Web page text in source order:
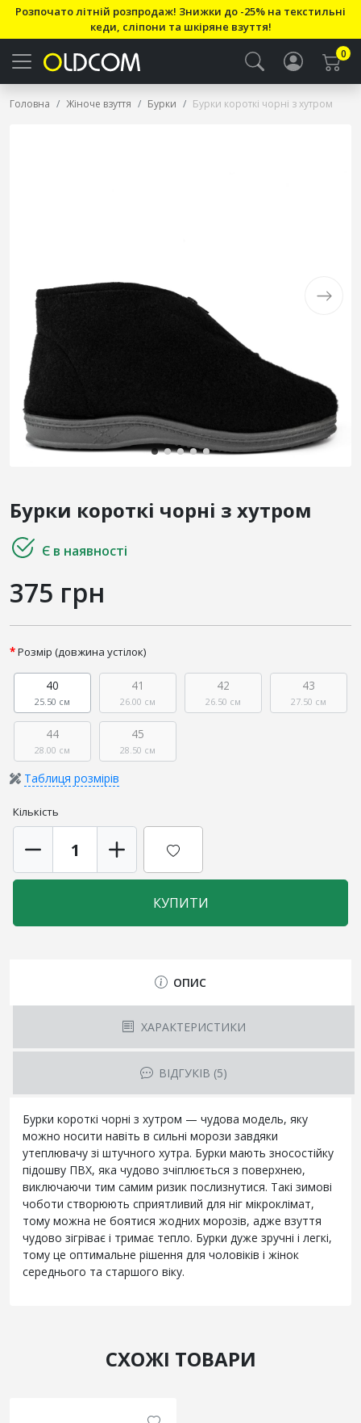
Розпочато літній розпродаж! Знижки до -25% на текстильні
кеди, сліпони та шкіряне взуття!
0
Головна Жіноче взуття Бурки Бурки короткі чорні з хутром
Бурки короткі чорні з хутром
Є в наявності
375 грн
Розмір (довжина устілок)
40
25.50 см
41
26.00 см
42
26.50 см
43
27.50 см
44
28.00 см
45
28.50 см
Таблиця розмірів
Кількість
КУПИТИ
ОПИС
ХАРАКТЕРИСТИКИ
ВІДГУКІВ (5)
Бурки короткі чорні з хутром — чудова модель, яку
можно носити навіть в сильні морози завдяки
утеплювачу зі штучного хутра. Бурки мають зносостійку
підошву ПВХ, яка чудово зчіплюється з поверхнею,
виключаючи тим самим ризик послизнутися. Такі зимові
чоботи створюють сприятливий для ніг мікроклімат,
тому можна не боятися жодних морозів, адже взуття
чудово зігріває і тримає тепло. Бурки дуже зручні і легкі,
тому це оптимальне рішення для чоловіків і жінок
середнього та старшого віку.
СХОЖІ ТОВАРИ